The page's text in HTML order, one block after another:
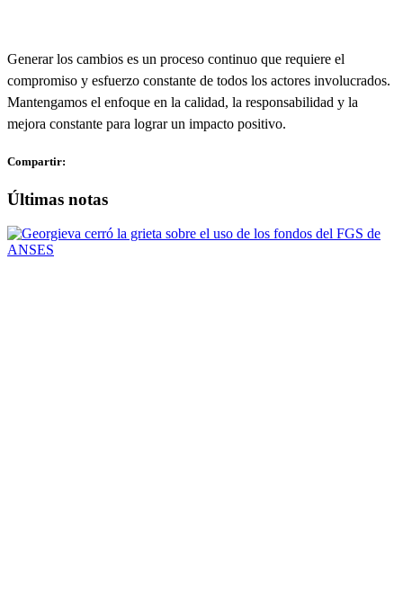
Generar los cambios es un proceso continuo que requiere el
compromiso y esfuerzo constante de todos los actores involucrados.
Mantengamos el enfoque en la calidad, la responsabilidad y la
mejora constante para lograr un impacto positivo.
Compartir:
Últimas notas